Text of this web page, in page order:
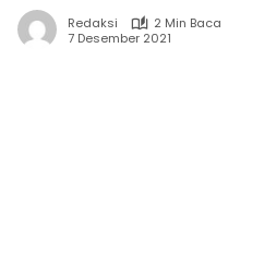
Redaksi
2 Min Baca
7 Desember 2021